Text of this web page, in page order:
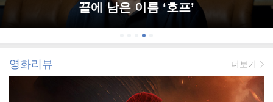
끝에 남은 이름 ‘호프’
영화리뷰 더보기